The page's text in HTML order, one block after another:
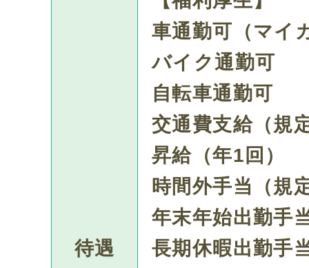
待遇
車通勤可（マイ
バイク通勤可
自転車通勤可
交通費支給（規
昇給（年1回）
時間外手当（規
年末年始出勤手
長期休暇出勤手